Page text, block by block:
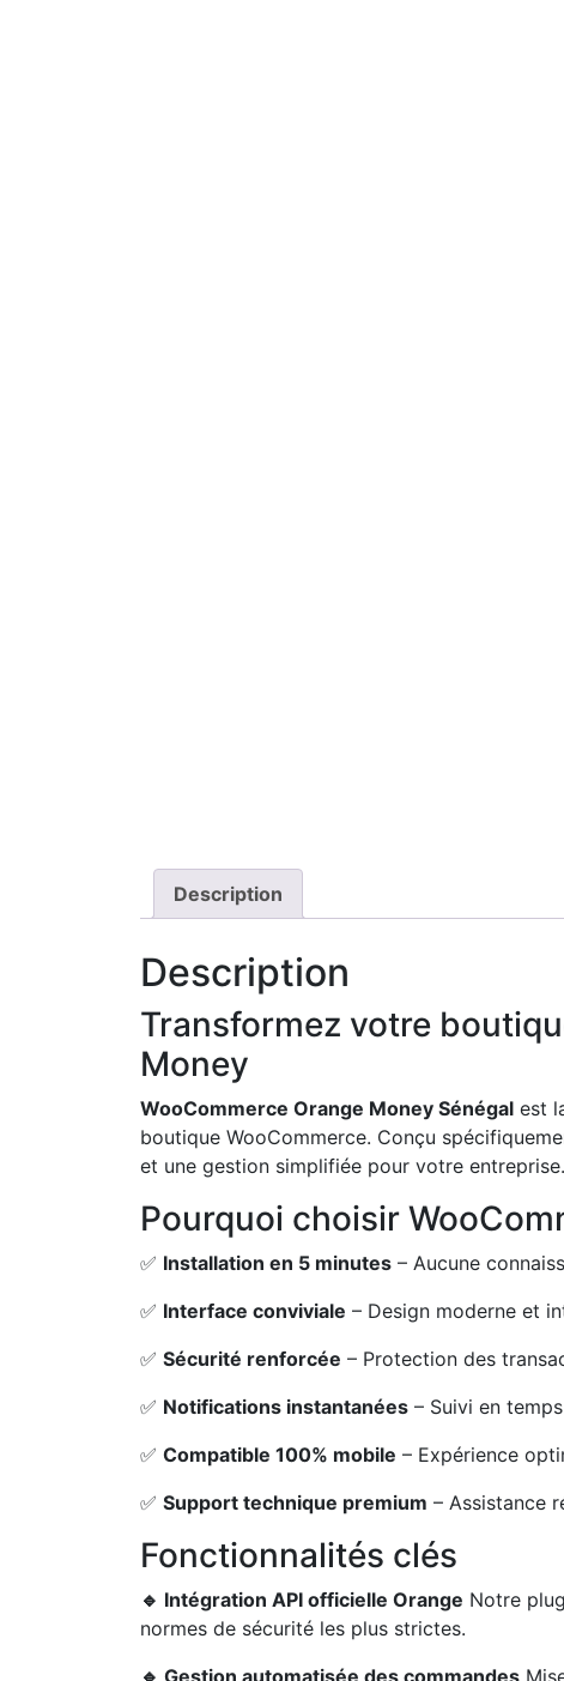
Description
Description
Transformez votre
Money
WooCommerce Orange Money Sénégal est
boutique WooCommerce. Conçu
et une gestion simplifiée pour votre entreprise.
Pourquoi choisir
✅ Installation en 5 minutes – Aucune
✅ Interface conviviale – Design moderne et
✅ Sécurité renforcée – Protection des
✅ Notifications instantanées – Suivi en
✅ Compatible 100% mobile – Expérience
✅ Support technique premium – Assistance
Fonctionnalités clés
🔹 Intégration API officielle Orange Notre
normes de sécurité les plus strictes.